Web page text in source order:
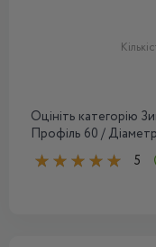
Оцініть категорію
Профіль 60 /
5